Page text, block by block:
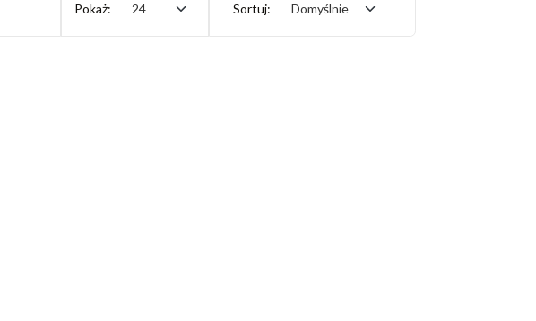
Pokaż: 24 Sortuj: Domyślnie